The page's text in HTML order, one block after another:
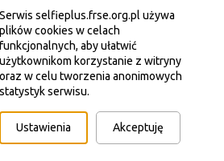
2026. Wszystkie prawa zastrzeżone.
wykorzystywanie zdjęć bez zgody autora
zabronione.
Pliki Cookies
i realizacja:
Serwis selfieplus.frse.org.pl używa
plików cookies w celach
funkcjonalnych, aby ułatwić
użytkownikom korzystanie z witryny
oraz w celu tworzenia anonimowych
statystyk serwisu.
Ustawienia Akceptuję